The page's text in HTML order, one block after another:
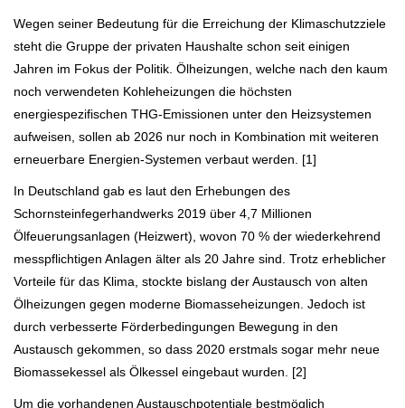
Wegen seiner Bedeutung für die Erreichung der Klimaschutzziele
steht die Gruppe der privaten Haushalte schon seit einigen
Jahren im Fokus der Politik. Ölheizungen, welche nach den kaum
noch verwendeten Kohleheizungen die höchsten
energiespezifischen THG-Emissionen unter den Heizsystemen
aufweisen, sollen ab 2026 nur noch in Kombination mit weiteren
erneuerbare Energien-Systemen verbaut werden. [1]
In Deutschland gab es laut den Erhebungen des
Schornsteinfegerhandwerks 2019 über 4,7 Millionen
Ölfeuerungsanlagen (Heizwert), wovon 70 % der wiederkehrend
messpflichtigen Anlagen älter als 20 Jahre sind. Trotz erheblicher
Vorteile für das Klima, stockte bislang der Austausch von alten
Ölheizungen gegen moderne Biomasseheizungen. Jedoch ist
durch verbesserte Förderbedingungen Bewegung in den
Austausch gekommen, so dass 2020 erstmals sogar mehr neue
Biomassekessel als Ölkessel eingebaut wurden. [2]
Um die vorhandenen Austauschpotentiale bestmöglich